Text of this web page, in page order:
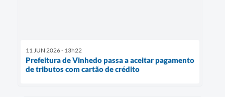
11 JUN 2026 - 13h22
Prefeitura de Vinhedo passa a aceitar pagamento
de tributos com cartão de crédito